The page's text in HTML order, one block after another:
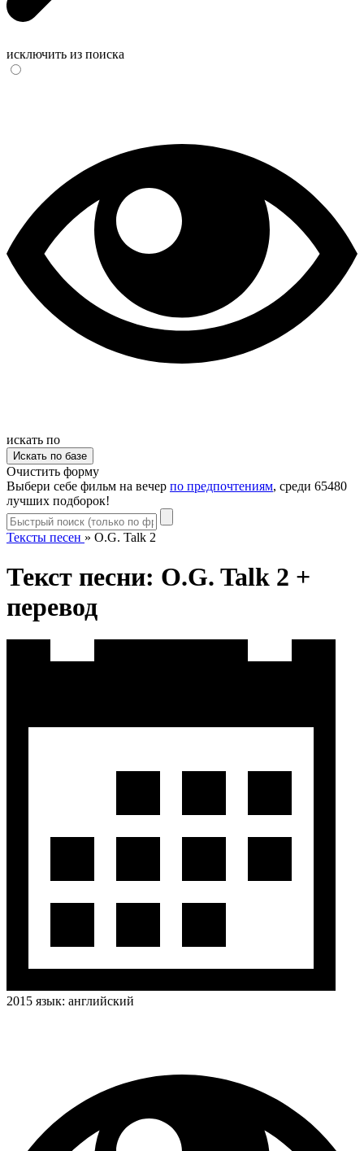
исключить из поиска
искать по
Очистить форму
Выбери себе фильм на вечер по предпочтениям, среди 65480
лучших подборок!
Тексты песен » O.G. Talk 2
Текст песни: O.G. Talk 2 +
перевод
2015 язык: английский